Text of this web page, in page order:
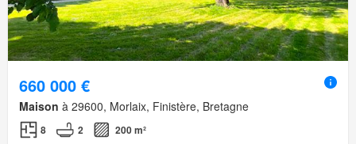
660 000 €
Maison à 29600, Morlaix, Finistère, Bretagne
8 2 200 m²